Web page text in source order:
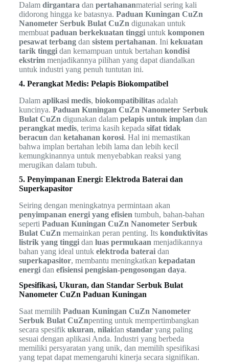
Dalam dirgantara dan pertahananmaterial sering kali
didorong hingga ke batasnya. Paduan Kuningan CuZn
Nanometer Serbuk Bulat CuZn digunakan untuk
membuat paduan berkekuatan tinggiuntuk komponen
pesawat terbangdan sistem pertahanan. Ini kekuatan
tarik tinggidan kemampuan untuk bertahan kondisi
ekstrimmenjadikannya pilihan yang dapat diandalkan
untuk industri yang penuh tuntutan ini.
4. Perangkat Medis: Pelapis Biokompatibel
Dalam aplikasi medis, biokompatibilitasadalah
kuncinya. Paduan Kuningan CuZn Nanometer Serbuk
Bulat CuZn digunakan dalam pelapis untuk implan dan
perangkat medis, terima kasih kepada sifat tidak
beracun dan ketahanan korosi. Hal ini memastikan
bahwa implan bertahan lebih lama dan lebih kecil
kemungkinannya untuk menyebabkan reaksi yang
merugikan dalam tubuh.
5. Penyimpanan Energi: Elektroda Baterai dan
Superkapasitor
Seiring dengan meningkatnya permintaan akan
penyimpanan energi yang efisien tumbuh, bahan-bahan
seperti Paduan Kuningan CuZn Nanometer Serbuk
Bulat CuZn memainkan peran penting. Its konduktivitas
listrik yang tinggidan luas permukaan menjadikannya
bahan yang ideal untuk elektroda bateraidan
superkapasitor, membantu meningkatkan kepadatan
energidan efisiensi pengisian-pengosongan daya.
Spesifikasi, Ukuran, dan Standar Serbuk Bulat
Nanometer CuZn Paduan Kuningan
Saat memilih Paduan Kuningan CuZn Nanometer
Serbuk Bulat CuZnpenting untuk mempertimbangkan
secara spesifik ukuran, nilaidan standaryang paling
sesuai dengan aplikasi Anda. Industri yang berbeda
memiliki persyaratan yang unik, dan memilih spesifikasi
yang tepat dapat memengaruhi kinerja secara signifikan.